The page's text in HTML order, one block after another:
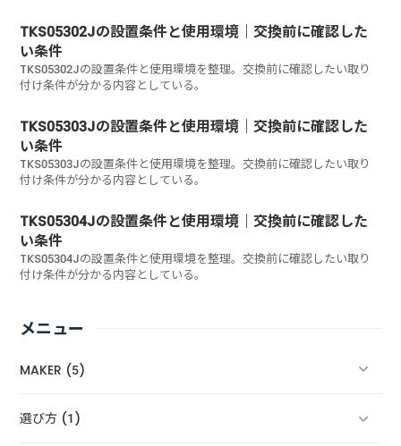
TKS05302Jの設置条件と使用環境｜交換前に確認した
い条件
TKS05302Jの設置条件と使用環境を整理。交換前に確認したい取り
付け条件が分かる内容としている。
TKS05303Jの設置条件と使用環境｜交換前に確認した
い条件
TKS05303Jの設置条件と使用環境を整理。交換前に確認したい取り
付け条件が分かる内容としている。
TKS05304Jの設置条件と使用環境｜交換前に確認した
い条件
TKS05304Jの設置条件と使用環境を整理。交換前に確認したい取り
付け条件が分かる内容としている。
メニュー
MAKER (5)
選び方 (1)